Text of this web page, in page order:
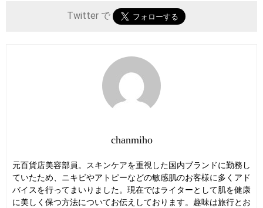
Twitter で
chanmiho
元百貨店美容部員。スキンケアを重視した国内ブランドに勤務し
ていたため、ニキビやアトピーなどの敏感肌のお客様に多くアド
バイスを行ってまいりました。現在ではライターとして肌を健康
に美しく保つ方法についてお伝えしております。趣味は旅行とお